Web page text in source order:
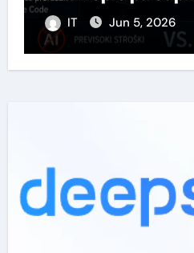
svojega
IT Jun 5, 2026